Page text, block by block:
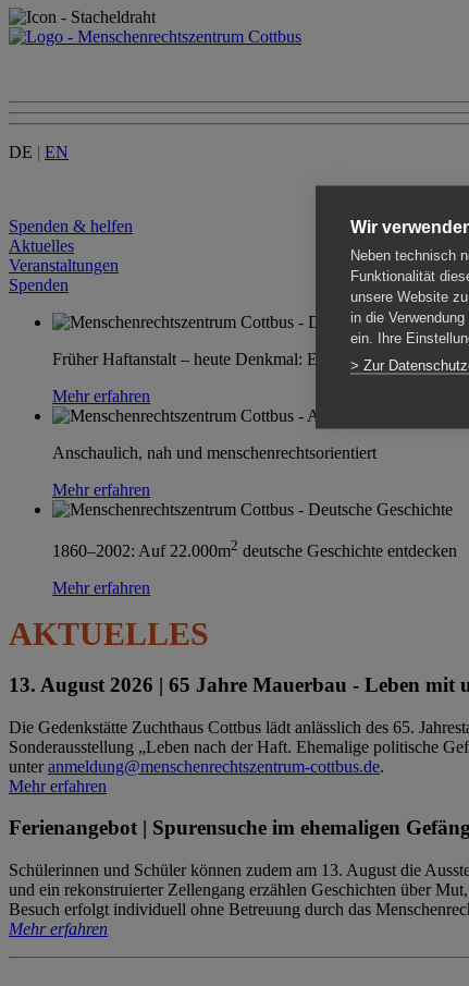
DE | EN
Spenden & helfen
Aktuelles
Veranstaltungen
Spenden
Früher Haftanstalt – heute Denkmal: Einen Ort im Wandel
Mehr erfahren
Anschaulich, nah und menschenrechtsorientiert
Mehr erfahren
1860–2002: Auf 22.000m2 deutsche Geschichte entdecken
Mehr erfahren
AKTUELLES
13. August 2026 | 65 Jahre Mauerbau - Leben mit
Die Gedenkstätte Zuchthaus Cottbus lädt anlässlich des 65.
Sonderausstellung „Leben nach der Haft. Ehemalige politische
unteranmeldung@menschenrechtszentrum-cottbus.de.
Mehr erfahren
Ferienangebot | Spurensuche im ehemaligen
Schülerinnen und Schüler können zudem am 13. August die
und ein rekonstruierter Zellengang erzählen Geschichten über
Besuch erfolgt individuell ohne Betreuung durch das
Mehr erfahren
Wir
Neben technisch
Funktionalität
unsere Website
in die
ein. Ihre
> Zur